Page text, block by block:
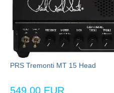
PRS Tremonti MT 15 Head
549,00 EUR